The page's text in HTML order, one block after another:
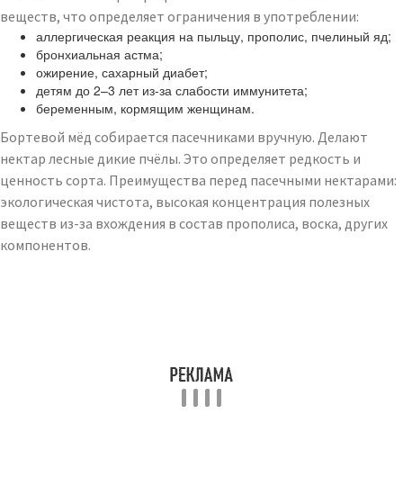
веществ, что определяет ограничения в употреблении:
аллергическая реакция на пыльцу, прополис, пчелиный яд;
бронхиальная астма;
ожирение, сахарный диабет;
детям до 2–3 лет из-за слабости иммунитета;
беременным, кормящим женщинам.
Бортевой мёд собирается пасечниками вручную. Делают
нектар лесные дикие пчёлы. Это определяет редкость и
ценность сорта. Преимущества перед пасечными нектарами:
экологическая чистота, высокая концентрация полезных
веществ из-за вхождения в состав прополиса, воска, других
компонентов.